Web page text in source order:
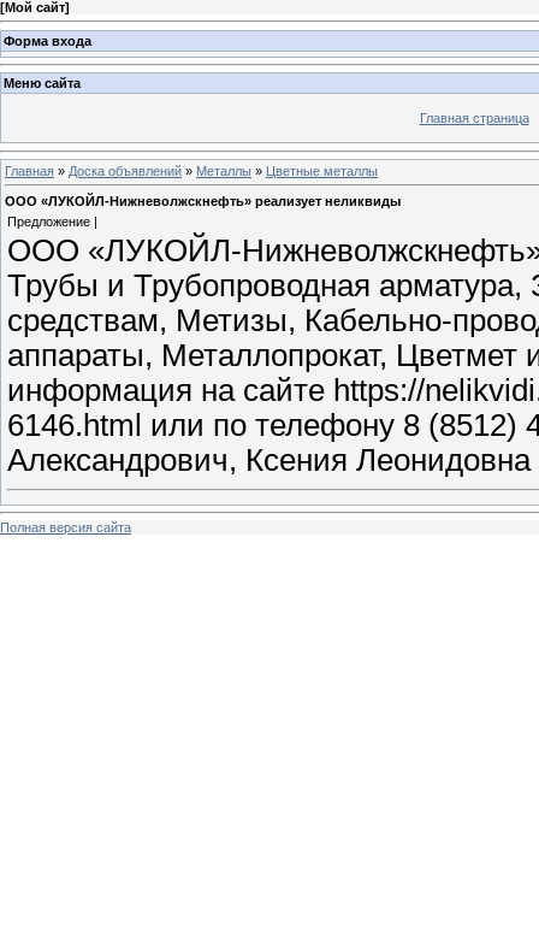
[Мой сайт]
Форма входа
Меню сайта
Главная страница
Главная » Доска объявлений » Металлы » Цветные металлы
ООО «ЛУКОЙЛ-Нижневолжскнефть» реализует неликвиды
Предложение |
ООО «ЛУКОЙЛ-Нижневолжскнефть»
Трубы и Трубопроводная
средствам, Метизы, Кабельно-
аппараты, Металлопрокат, Цветмет
информация на сайте https://
6146.html или по телефону 8 (8512)
Александрович, Ксения Леонидовна
Полная версия сайта